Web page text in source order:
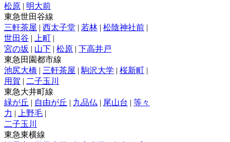
松原 | 明大前
東急世田谷線
三軒茶屋 | 西太子堂 | 若林 | 松陰神社前 |
世田谷 | 上町 |
宮の坂 | 山下 | 松原 | 下高井戸
東急田園都市線
池尻大橋 | 三軒茶屋 | 駒沢大学 | 桜新町 |
用賀 | 二子玉川
東急大井町線
緑が丘 | 自由が丘 | 九品仏 | 尾山台 | 等々
力 | 上野毛 |
二子玉川
東急東横線